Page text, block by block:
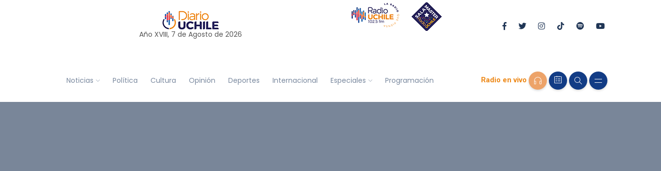
Año XVIII, 7 de Agosto de 2026
Noticias Política Cultura Opinión Deportes Internacional Especiales Programación Radio en vivo